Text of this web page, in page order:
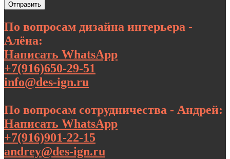
Отправить
По вопросам дизайна интерьера -
Алёна:
Написать WhatsApp
+7(916)650-29-51
info@des-ign.ru
По вопросам сотрудничества - Андрей:
Написать WhatsApp
+7(916)901-22-15
andrey@des-ign.ru